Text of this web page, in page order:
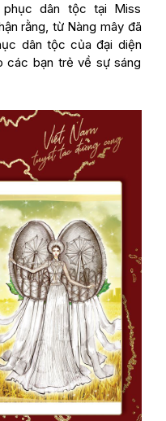
dân tộc tại Miss
rằng, từ Nàng mây đã
dân tộc của đại diện
các bạn trẻ về sự sáng